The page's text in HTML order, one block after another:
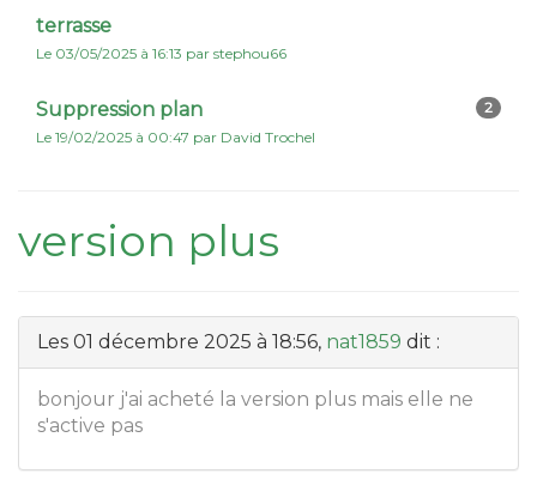
terrasse
Le 03/05/2025 à 16:13 par stephou66
2
Suppression plan
Le 19/02/2025 à 00:47 par David Trochel
version plus
Les 01 décembre 2025 à 18:56, nat1859 dit :
bonjour j'ai acheté la version plus mais elle ne
s'active pas